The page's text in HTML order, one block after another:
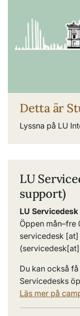
Detta är
Lyssna på LU
LU
support)
LU Servicedesk
Öppen mån–fre
servicedesk [at]
Du kan också
Servicedesks
Läs mer på